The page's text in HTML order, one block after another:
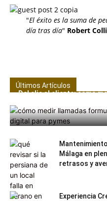
"El éxito es la suma de
día tras día" Robert
Últimos Artículos
Del clic al cliente: cómo
Málaga en
retrasos y
Experiencia